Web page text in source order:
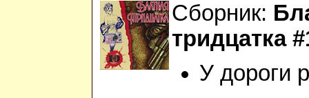
Сборник:
тридцатка
У дороги